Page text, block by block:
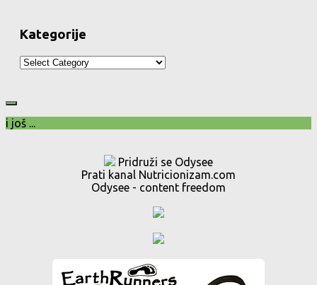
Kategorije
Kategorije
i još ...
Pridruži se Odysee
Prati kanal Nutricionizam.com
Odysee - content freedom